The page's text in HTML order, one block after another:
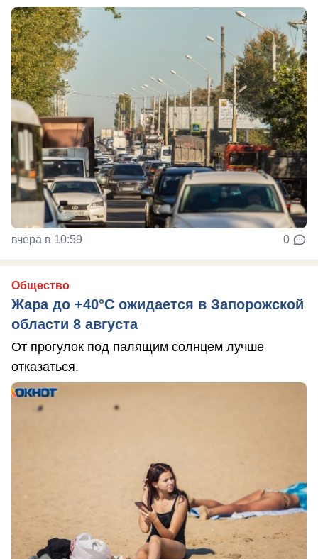
вчера в 10:59 0
Общество
Жара до +40°С ожидается в Запорожской
области 8 августа
От прогулок под палящим солнцем лучше
отказаться.